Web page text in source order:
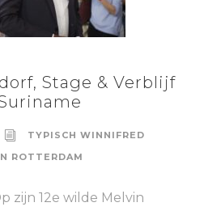
Stage & Verblijf
TYPISCH WINNIFRED
ROTTERDAM
zijn 12e wilde Melvin